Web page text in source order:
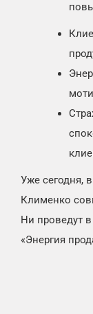
Уже сегодня,
Клименко
Ни проведут
«Энергия